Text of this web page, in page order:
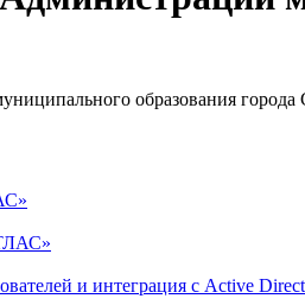
образования
и интеграция с Active